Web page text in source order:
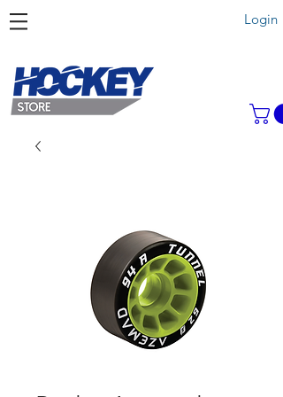
Login